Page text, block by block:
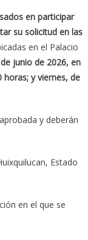
en participar
su solicitud en las
en el Palacio
junio de 2026, en
horas; y viernes, de
y deberán
Estado
en el que se